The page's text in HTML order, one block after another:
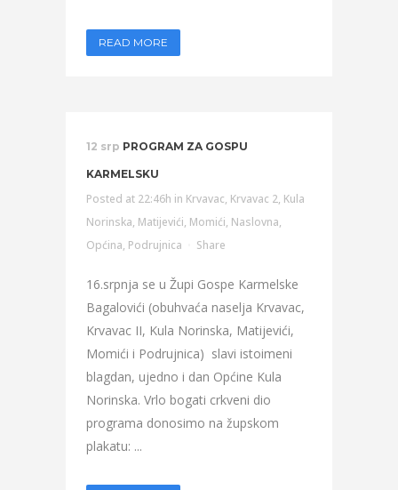
READ MORE
12 srp PROGRAM ZA GOSPU
KARMELSKU
Posted at 22:46h in Krvavac, Krvavac 2, Kula
Norinska, Matijevići, Momići, Naslovna,
Općina, Podrujnica Share
16.srpnja se u Župi Gospe Karmelske
Bagalovići (obuhvaća naselja Krvavac,
Krvavac II, Kula Norinska, Matijevići,
Momići i Podrujnica) slavi istoimeni
blagdan, ujedno i dan Općine Kula
Norinska. Vrlo bogati crkveni dio
programa donosimo na župskom
plakatu: ...